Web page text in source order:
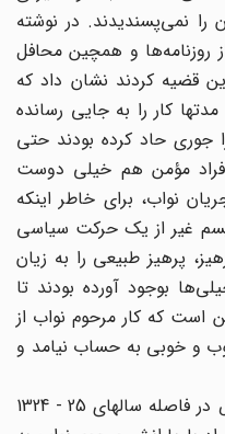
را نمی‌پسندیدند. در نوشته
و همچین محافل
قضیه کردند نشان داد که
کار را به جایی رسانده
حاد کرده بودند حتی
مؤمن هم خیلی دوست
نواب، برای خاطر اینکه
غیر از یک حرکت سیاسی
پرهیز طبیعی را به زیان
بوجود آورده بودند تا
که کار مرحوم نواب از
و خوبی به حساب نیامد و
تأثیر مبارزه‌ فدائیان اسلام بخصوص در فاصله‌ سالهای 25 - 1324